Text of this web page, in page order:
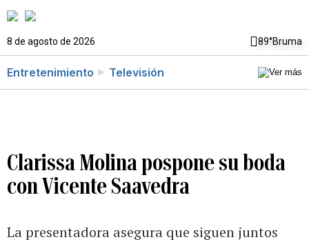
8 de agosto de 2026 89°Bruma
Entretenimiento Televisión
Clarissa Molina pospone su boda
con Vicente Saavedra
La presentadora asegura que siguen juntos